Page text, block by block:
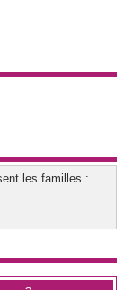
les familles :